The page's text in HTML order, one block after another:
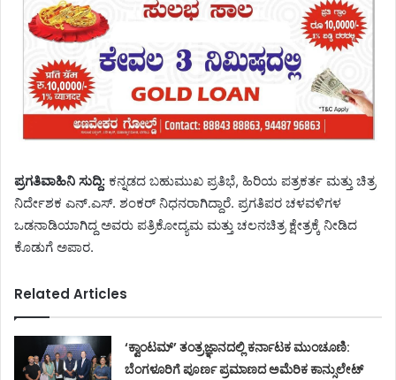
ಪ್ರಗತಿವಾಹಿನಿ ಸುದ್ದಿ: ಕನ್ನಡದ ಬಹುಮುಖ ಪ್ರತಿಭೆ, ಹಿರಿಯ ಪತ್ರಕರ್ತ ಮತ್ತು ಚಿತ್ರ
ನಿರ್ದೇಶಕ ಎನ್.ಎಸ್. ಶಂಕರ್ ನಿಧನರಾಗಿದ್ದಾರೆ. ಪ್ರಗತಿಪರ ಚಳವಳಿಗಳ
ಒಡನಾಡಿಯಾಗಿದ್ದ ಅವರು ಪತ್ರಿಕೋದ್ಯಮ ಮತ್ತು ಚಲನಚಿತ್ರ ಕ್ಷೇತ್ರಕ್ಕೆ ನೀಡಿದ
ಕೊಡುಗೆ ಅಪಾರ.
Related Articles
‘ಕ್ವಾಂಟಮ್’ ತಂತ್ರಜ್ಞಾನದಲ್ಲಿ ಕರ್ನಾಟಕ ಮುಂಚೂಣಿ:
ಬೆಂಗಳೂರಿಗೆ ಪೂರ್ಣ ಪ್ರಮಾಣದ ಅಮೆರಿಕ ಕಾನ್ಸುಲೇಟ್